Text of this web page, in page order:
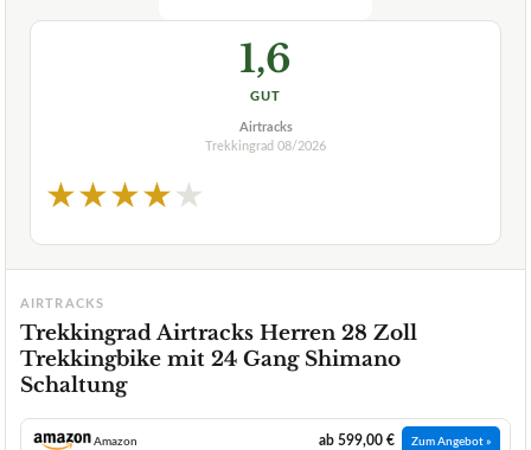
1,6
GUT
Airtracks
Trekkingrad 08/2026
★★★★★
AIRTRACKS
Trekkingrad Airtracks Herren 28 Zoll
Trekkingbike mit 24 Gang Shimano
Schaltung
Amazon ab 599,00 € Zum Angebot »